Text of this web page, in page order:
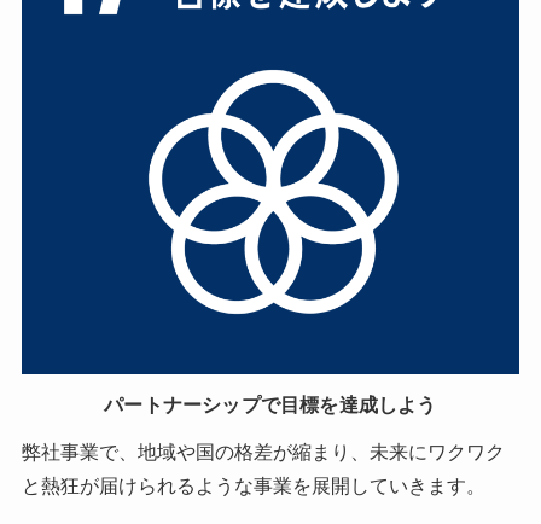
パートナーシップで目標を達成しよう
弊社事業で、地域や国の格差が縮まり、未来にワクワク
と熱狂が届けられるような事業を展開していきます。